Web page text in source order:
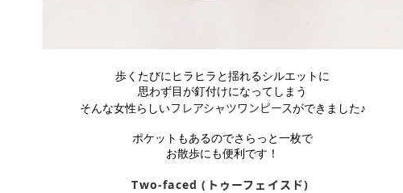
歩くたびにヒラヒラと揺れるシルエットに
思わず目が釘付けになってしまう
そんな女性らしいフレアシャツワンピースができました♪
ポケットもあるのでさらっと一枚で
お散歩にも便利です！
Two-faced (トゥーフェイスド)